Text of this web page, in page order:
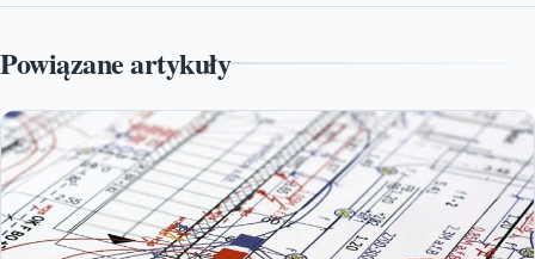
Powiązane artykuły